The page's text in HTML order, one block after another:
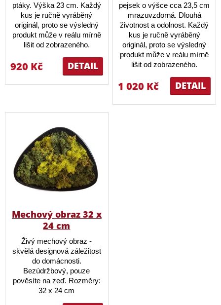
ptáky. Výška 23 cm. Každý
kus je ručně vyráběný
originál, proto se výsledný
produkt může v reálu mírně
lišit od zobrazeného.
DETAIL
920 Kč
pejsek o výšce cca 23,5 cm
mrazuvzdorná. Dlouhá
životnost a odolnost. Každý
kus je ručně vyráběný
originál, proto se výsledný
produkt může v reálu mírně
lišit od zobrazeného.
DETAIL
1 020 Kč
Mechový obraz 32 x
24 cm
Živý mechový obraz -
skvělá designová záležitost
do domácnosti.
Bezúdržbový, pouze
pověsíte na zeď. Rozměry:
32 x 24 cm